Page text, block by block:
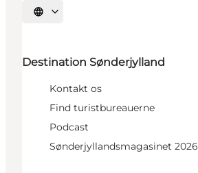
Vælg sprog
Destination Sønderjylland
Kontakt os
Find turistbureauerne
Podcast
Sønderjyllandsmagasinet 2026